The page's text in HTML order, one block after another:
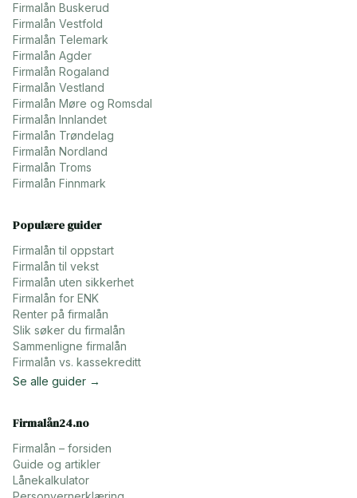
Firmalån Buskerud
Firmalån Vestfold
Firmalån Telemark
Firmalån Agder
Firmalån Rogaland
Firmalån Vestland
Firmalån Møre og Romsdal
Firmalån Innlandet
Firmalån Trøndelag
Firmalån Nordland
Firmalån Troms
Firmalån Finnmark
Populære guider
Firmalån til oppstart
Firmalån til vekst
Firmalån uten sikkerhet
Firmalån for ENK
Renter på firmalån
Slik søker du firmalån
Sammenligne firmalån
Firmalån vs. kassekreditt
Se alle guider →
Firmalån24.no
Firmalån – forsiden
Guide og artikler
Lånekalkulator